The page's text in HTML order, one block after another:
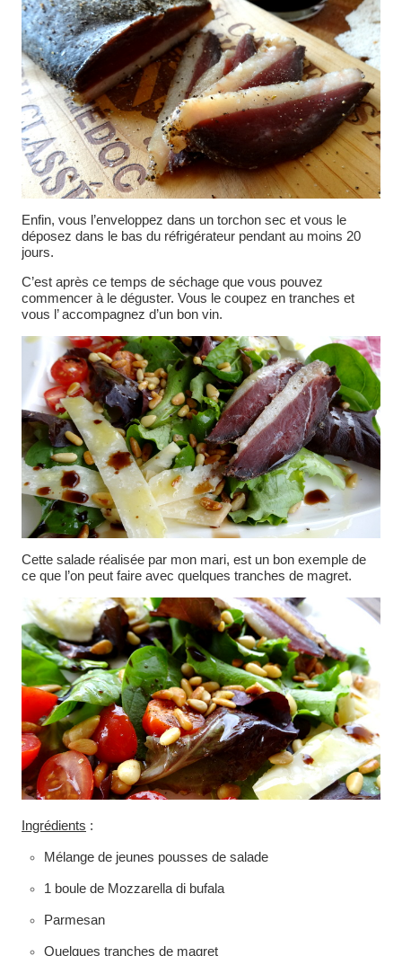
Enfin, vous l’enveloppez dans un torchon sec et vous le
déposez dans le bas du réfrigérateur pendant au moins 20
jours.
C’est après ce temps de séchage que vous pouvez
commencer à le déguster. Vous le coupez en tranches et
vous l’ accompagnez d’un bon vin.
Cette salade réalisée par mon mari, est un bon exemple de
ce que l’on peut faire avec quelques tranches de magret.
Ingrédients :
Mélange de jeunes pousses de salade
1 boule de Mozzarella di bufala
Parmesan
Quelques tranches de magret